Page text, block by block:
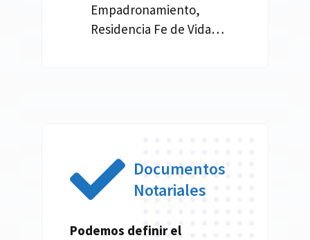
Empadronamiento,
Residencia Fe de Vida…
Documentos
Notariales
Podemos definir el